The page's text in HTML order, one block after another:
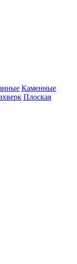
Каменные
Плоская